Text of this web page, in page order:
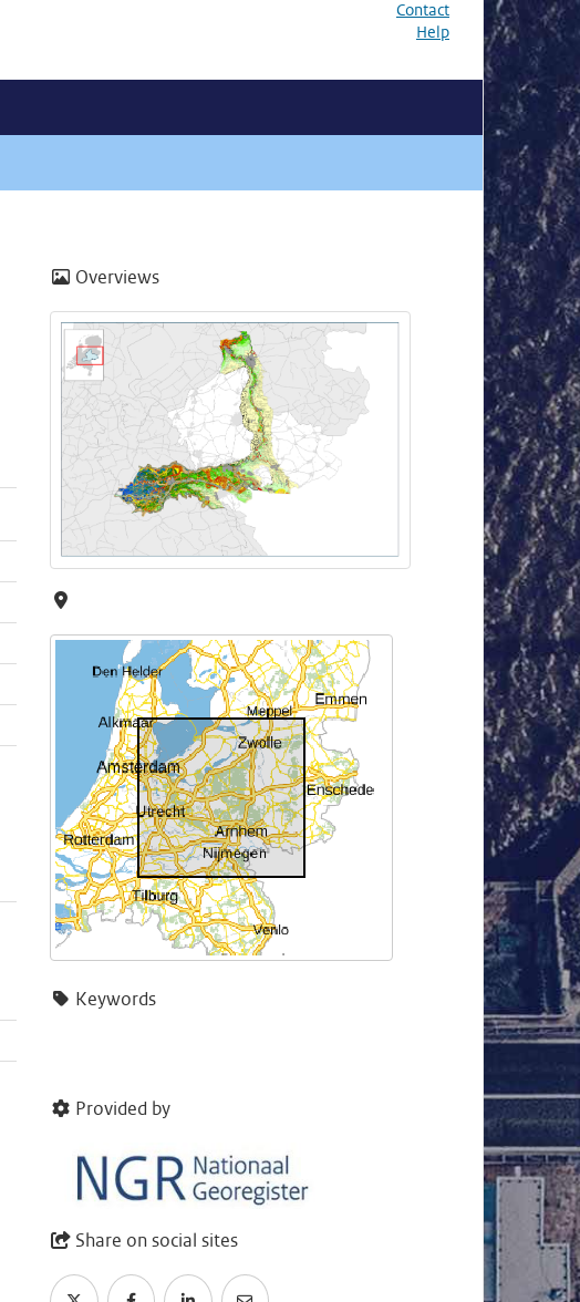
Contact
Help
Overviews
Keywords
Provided by
Share on social sites